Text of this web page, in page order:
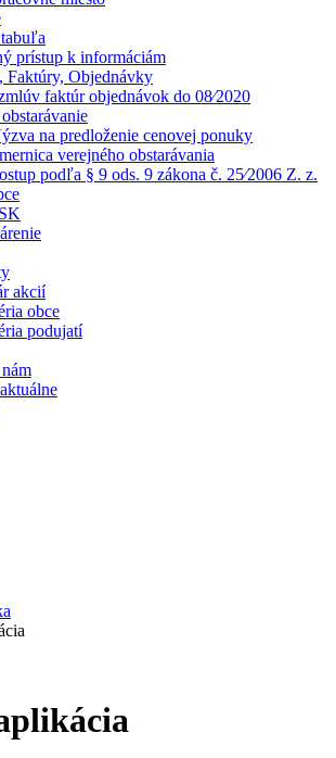
prístup k informáciám
Faktúry, Objednávky
faktúr objednávok do 08⁄2020
na predloženie cenovej ponuky
verejného obstarávania
podľa § 9 ods. 9 zákona č. 25⁄2006 Z. z.
akcií
obce
podujatí